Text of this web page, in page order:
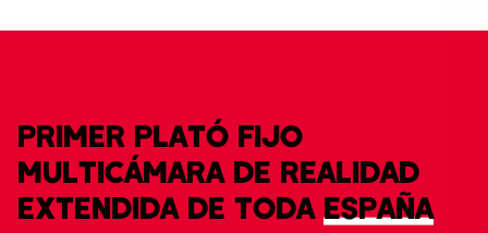
PRIMER PLATÓ FIJO
MULTICÁMARA DE REALIDAD
EXTENDIDA DE TODA ESPAÑA